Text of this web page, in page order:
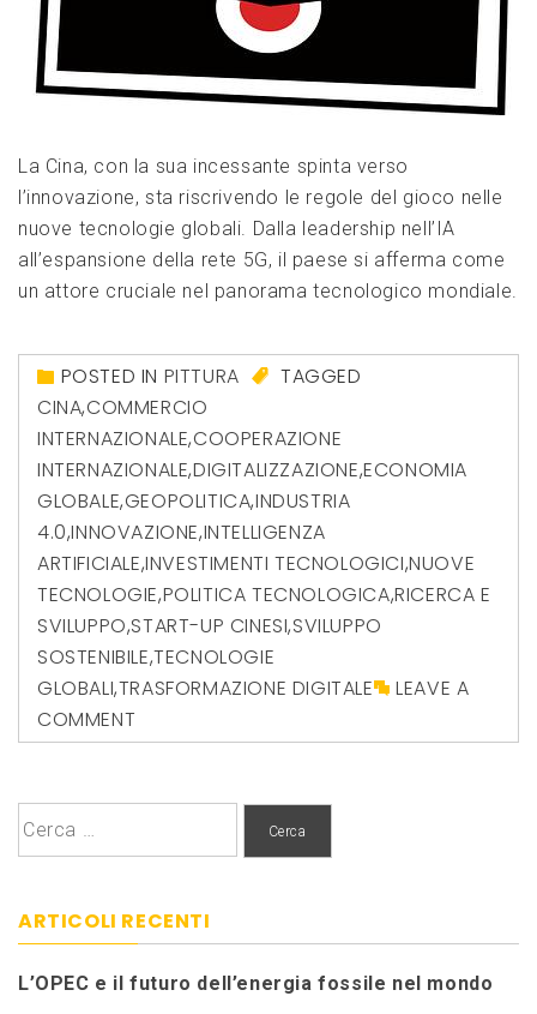
La Cina, con la sua incessante spinta verso
l’innovazione, sta riscrivendo le regole del gioco nelle
nuove tecnologie globali. Dalla leadership nell’IA
all’espansione della rete 5G, il paese si afferma come
un attore cruciale nel panorama tecnologico mondiale.
POSTED IN PITTURA
TAGGED
CINA,COMMERCIO
INTERNAZIONALE,COOPERAZIONE
INTERNAZIONALE,DIGITALIZZAZIONE,ECONOMIA
GLOBALE,GEOPOLITICA,INDUSTRIA
4.0,INNOVAZIONE,INTELLIGENZA
ARTIFICIALE,INVESTIMENTI TECNOLOGICI,NUOVE
TECNOLOGIE,POLITICA TECNOLOGICA,RICERCA E
SVILUPPO,START-UP CINESI,SVILUPPO
SOSTENIBILE,TECNOLOGIE
GLOBALI,TRASFORMAZIONE DIGITALE
LEAVE A
COMMENT
Ricerca
ARTICOLI RECENTI
L’OPEC e il futuro dell’energia fossile nel mondo